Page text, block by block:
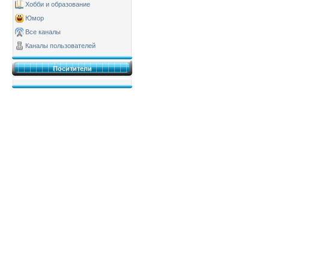
Хобби и образование
Юмор
Все каналы
Каналы пользователей
Поситители